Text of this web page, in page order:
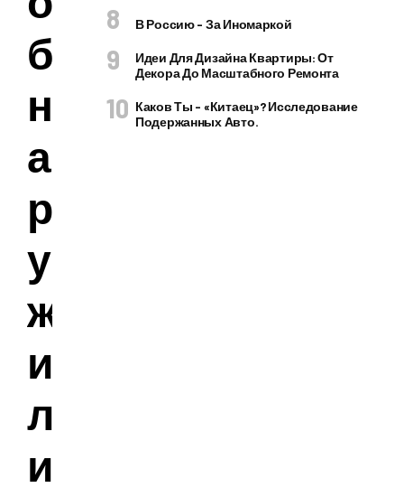
б
н
а
р
у
ж
и
л
и
В Россию – За Иномаркой
Идеи Для Дизайна Квартиры: От
Декора До Масштабного Ремонта
Каков Ты – «китаец»? Исследование
Подержанных Авто.